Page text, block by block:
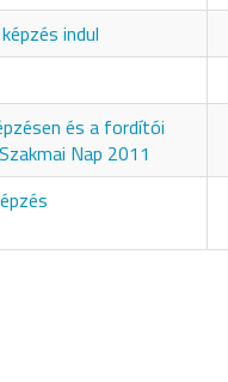
indul
és a fordítói
Nap 2011